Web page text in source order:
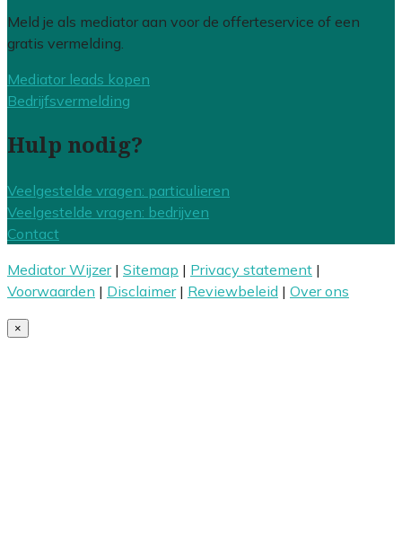
Meld je als mediator aan voor de offerteservice of een
gratis vermelding.
Mediator leads kopen
Bedrijfsvermelding
Hulp nodig?
Veelgestelde vragen: particulieren
Veelgestelde vragen: bedrijven
Contact
Mediator Wijzer| Sitemap | Privacy statement |
Voorwaarden | Disclaimer| Reviewbeleid | Over ons
×